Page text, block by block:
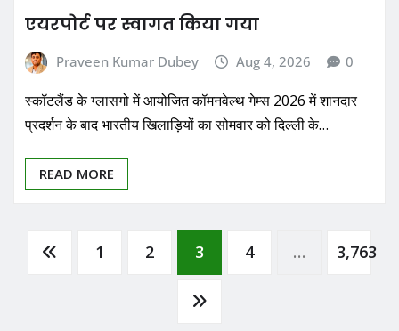
एयरपोर्ट पर स्वागत किया गया
Praveen Kumar Dubey Aug 4, 2026 0
स्कॉटलैंड के ग्लासगो में आयोजित कॉमनवेल्थ गेम्स 2026 में शानदार
प्रदर्शन के बाद भारतीय खिलाड़ियों का सोमवार को दिल्ली के…
READ MORE
Posts
1 2 3 4 … 3,763